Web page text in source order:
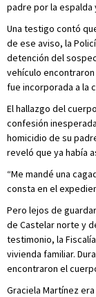
padre por la espalda
Una testigo contó
de ese aviso, la
detención del
vehículo
fue incorporada a la
El hallazgo del
confesión
homicidio de su
reveló que ya había
“Me mandé una
consta en el
Pero lejos de
de Castelar norte y
testimonio, la
vivienda familiar.
encontraron el
Graciela Martínez